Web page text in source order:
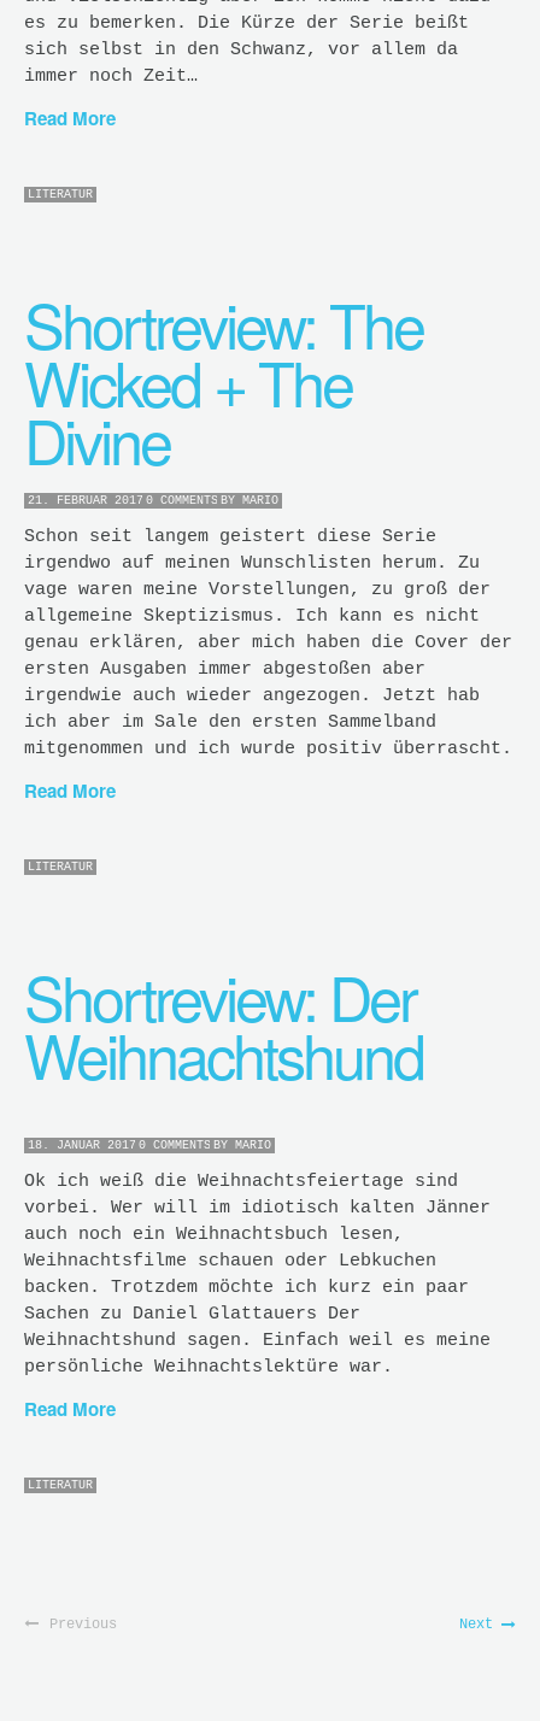
es zu bemerken. Die Kürze der Serie beißt
sich selbst in den Schwanz, vor allem da
immer noch Zeit…
Read More
LITERATUR
Shortreview: The
Wicked + The
Divine
21. FEBRUAR 2017 0 COMMENTS BY MARIO
Schon seit langem geistert diese Serie
irgendwo auf meinen Wunschlisten herum. Zu
vage waren meine Vorstellungen, zu groß der
allgemeine Skeptizismus. Ich kann es nicht
genau erklären, aber mich haben die Cover der
ersten Ausgaben immer abgestoßen aber
irgendwie auch wieder angezogen. Jetzt hab
ich aber im Sale den ersten Sammelband
mitgenommen und ich wurde positiv überrascht.
Read More
LITERATUR
Shortreview: Der
Weihnachtshund
18. JANUAR 2017 0 COMMENTS BY MARIO
Ok ich weiß die Weihnachtsfeiertage sind
vorbei. Wer will im idiotisch kalten Jänner
auch noch ein Weihnachtsbuch lesen,
Weihnachtsfilme schauen oder Lebkuchen
backen. Trotzdem möchte ich kurz ein paar
Sachen zu Daniel Glattauers Der
Weihnachtshund sagen. Einfach weil es meine
persönliche Weihnachtslektüre war.
Read More
LITERATUR
Previous Next